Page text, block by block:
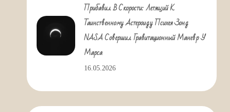
Прибавил В Скорости: Летящий К
Таинственному Астероиду Психея Зонд
NASA Совершил Гравитационный Маневр У
Марса
16.05.2026